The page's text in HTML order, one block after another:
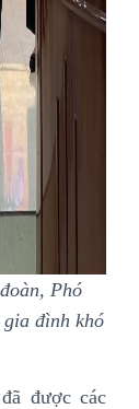
Phó
đình khó
được các